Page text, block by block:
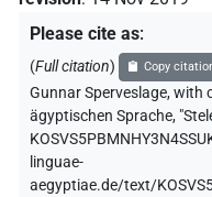
Please cite as:
(Full citation) Copy
Gunnar Sperveslage,with
ägyptischen Sprache,
linguae-
aegyptiae.de/text/